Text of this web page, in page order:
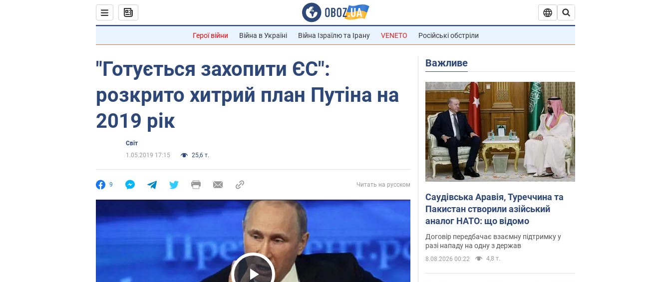
Герої війни Війна в Україні Війна Ізраїлю та Ірану VENETO Російські обстріли
"Готується захопити ЄС":
розкрито хитрий план Путіна на
2019 рік
Світ
1.05.2019 17:15
25,6 т.
9 Читать на русском
Важливе
Саудівська Аравія, Туреччина та
Пакистан створили азійський
аналог НАТО: що відомо
Договір передбачає взаємну підтримку у
разі нападу на одну з держав
8.08.2026 00:22 4,8 т.